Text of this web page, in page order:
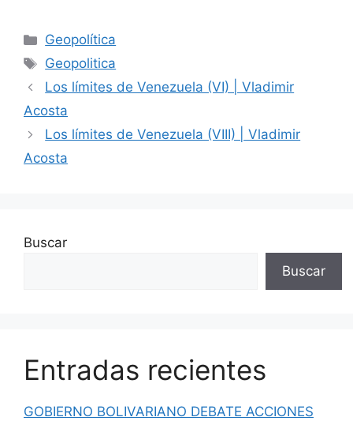
Geopolítica
Geopolitica
Los límites de Venezuela (VI) | Vladimir
Acosta
Los límites de Venezuela (VIII) | Vladimir
Acosta
Buscar
Buscar
Entradas recientes
GOBIERNO BOLIVARIANO DEBATE ACCIONES